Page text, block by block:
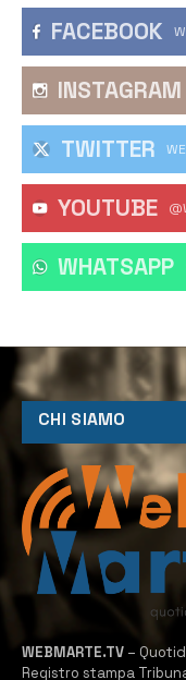
FACEBOOK
INSTAGRAM
TWITTER
YOUTUBE
WHATSAPP
CHI SIAMO
WEBMARTE.TV –
Registro stampa